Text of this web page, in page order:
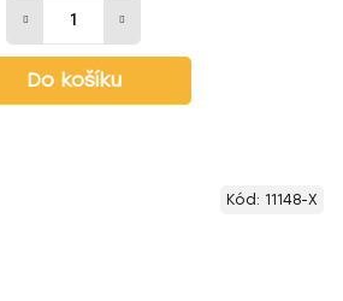
Do košíku
Kód: 11148-X